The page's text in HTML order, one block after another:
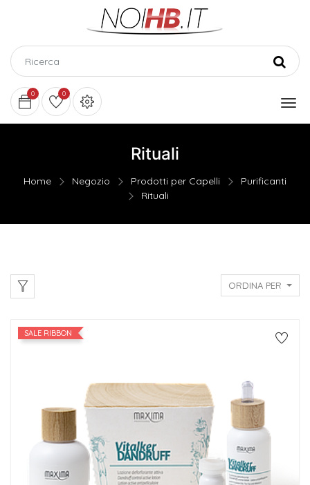
0 0
Rituali
Home Negozio Prodotti per Capelli
Purificanti
Rituali
ORDINA PER
SALE RIBBON